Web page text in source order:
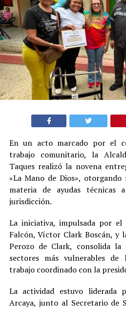
En un acto marcado por el
trabajo comunitario, la
Taques realizó la novena
«La Mano de Dios», otorgando
materia de ayudas técnicas
jurisdicción.
La iniciativa, impulsada por el
Falcón, Víctor Clark Boscán, y
Perozo de Clark, consolida
sectores más vulnerables
trabajo coordinado con la
La actividad estuvo liderada
Arcaya, junto al Secretario de